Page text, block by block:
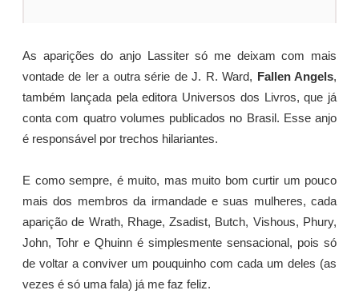
As aparições do anjo Lassiter só me deixam com mais
vontade de ler a outra série de J. R. Ward,
Fallen Angels,
também lançada pela editora Universos dos Livros, que já
conta com quatro volumes publicados no Brasil. Esse anjo
é responsável por trechos hilariantes.
E como sempre, é muito, mas muito bom curtir um pouco
mais dos membros da irmandade e suas mulheres, cada
aparição de Wrath, Rhage, Zsadist, Butch, Vishous, Phury,
John, Tohr e Qhuinn é simplesmente sensacional, pois só
de voltar a conviver um pouquinho com cada um deles (as
vezes é só uma fala) já me faz feliz.